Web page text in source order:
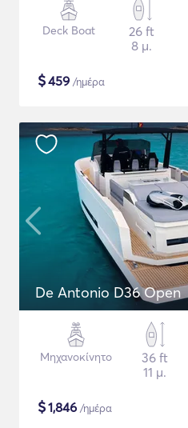
Deck Boat
26 ft
8 μ.
$459 /ημέρα
De Antonio D36 Open
Μηχανοκίνητο
36 ft
11 μ.
$1,846 /ημέρα